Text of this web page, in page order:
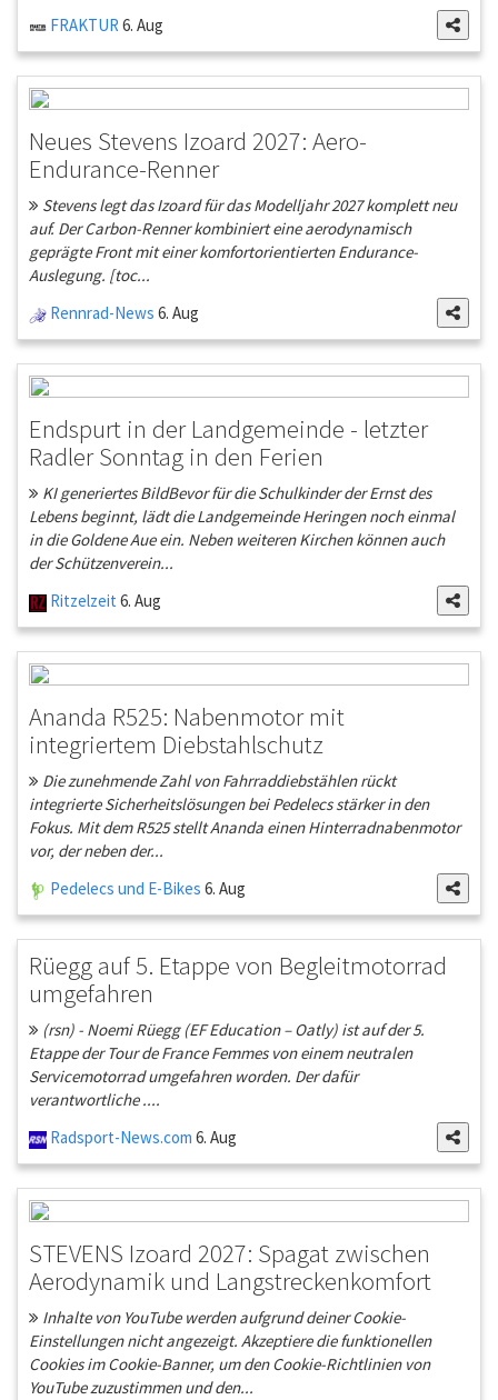
FRAKTUR 6. Aug
Neues Stevens Izoard 2027: Aero-
Endurance-Renner
Stevens legt das Izoard für das Modelljahr 2027 komplett neu
auf. Der Carbon-Renner kombiniert eine aerodynamisch
geprägte Front mit einer komfortorientierten Endurance-
Auslegung. [toc...
Rennrad-News 6. Aug
Endspurt in der Landgemeinde - letzter
Radler Sonntag in den Ferien
KI generiertes BildBevor für die Schulkinder der Ernst des
Lebens beginnt, lädt die Landgemeinde Heringen noch einmal
in die Goldene Aue ein. Neben weiteren Kirchen können auch
der Schützenverein...
Ritzelzeit 6. Aug
Ananda R525: Nabenmotor mit
integriertem Diebstahlschutz
Die zunehmende Zahl von Fahrraddiebstählen rückt
integrierte Sicherheitslösungen bei Pedelecs stärker in den
Fokus. Mit dem R525 stellt Ananda einen Hinterradnabenmotor
vor, der neben der...
Pedelecs und E-Bikes 6. Aug
Rüegg auf 5. Etappe von Begleitmotorrad
umgefahren
(rsn) - Noemi Rüegg (EF Education – Oatly) ist auf der 5.
Etappe der Tour de France Femmes von einem neutralen
Servicemotorrad umgefahren worden. Der dafür
verantwortliche ....
Radsport-News.com 6. Aug
STEVENS Izoard 2027: Spagat zwischen
Aerodynamik und Langstreckenkomfort
Inhalte von YouTube werden aufgrund deiner Cookie-
Einstellungen nicht angezeigt. Akzeptiere die funktionellen
Cookies im Cookie-Banner, um den Cookie-Richtlinien von
YouTube zuzustimmen und den...